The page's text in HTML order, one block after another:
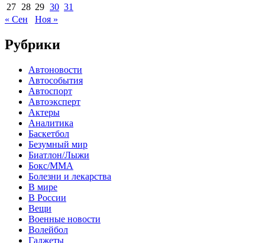
27 28 29 30 31
« Сен
Ноя »
Рубрики
Автоновости
Автособытия
Автоспорт
Автоэксперт
Актеры
Аналитика
Баскетбол
Безумный мир
Биатлон/Лыжи
Бокс/MMA
Болезни и лекарства
В мире
В России
Вещи
Военные новости
Волейбол
Гаджеты